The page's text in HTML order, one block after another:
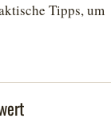
Tipps, um